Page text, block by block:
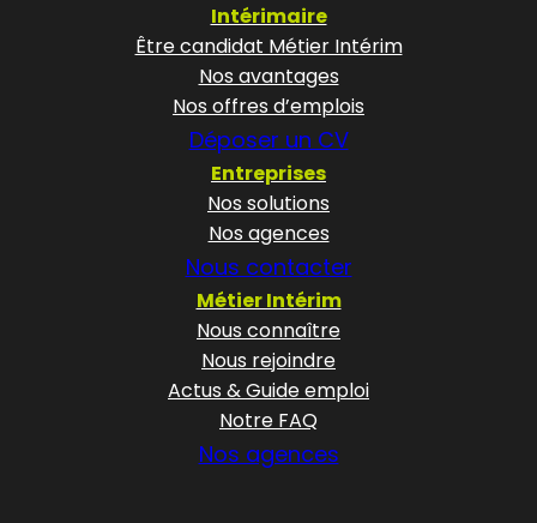
Intérimaire
Être candidat Métier Intérim
Nos avantages
Nos offres d’emplois
Déposer un CV
Entreprises
Nos solutions
Nos agences
Nous contacter
Métier Intérim
Nous connaître
Nous rejoindre
Actus & Guide emploi
Notre FAQ
Nos agences